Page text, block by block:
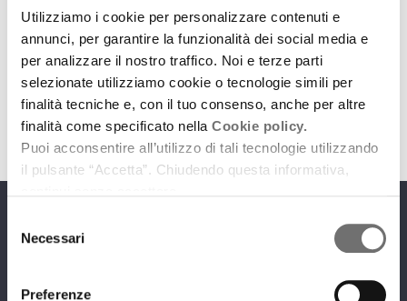
Utilizziamo i cookie per personalizzare contenuti e
annunci, per garantire la funzionalità dei social media e
per analizzare il nostro traffico. Noi e terze parti
selezionate utilizziamo cookie o tecnologie simili per
finalità tecniche e, con il tuo consenso, anche per altre
finalità come specificato nella Cookie policy.
Puoi acconsentire all’utilizzo di tali tecnologie utilizzando
il pulsante “Accetta”. Chiudendo questa informativa,
delNecessari
Preferenze
14 luglio 2015
A Rimini il Festival Internazionale di animazione,
fumetto e game per esperti e appassionati
Ascolta downloadPodcast